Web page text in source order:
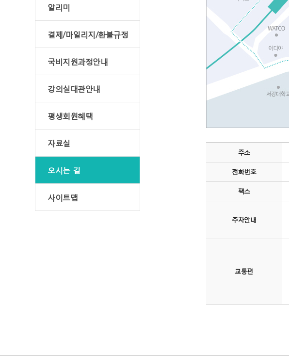
알리미
결제/마일리지/환불규정
국비지원과정안내
강의실대관안내
평생회원혜택
자료실
오시는 길
사이트맵
주소
전화번호
팩스
주차안내
교통편